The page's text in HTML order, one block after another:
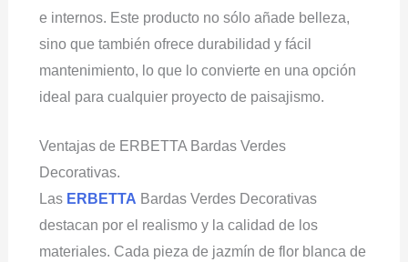
e internos. Este producto no sólo añade belleza,
sino que también ofrece durabilidad y fácil
mantenimiento, lo que lo convierte en una opción
ideal para cualquier proyecto de paisajismo.
Ventajas de ERBETTA Bardas Verdes
Decorativas.
Las ERBETTA Bardas Verdes Decorativas
destacan por el realismo y la calidad de los
materiales. Cada pieza de jazmín de flor blanca de